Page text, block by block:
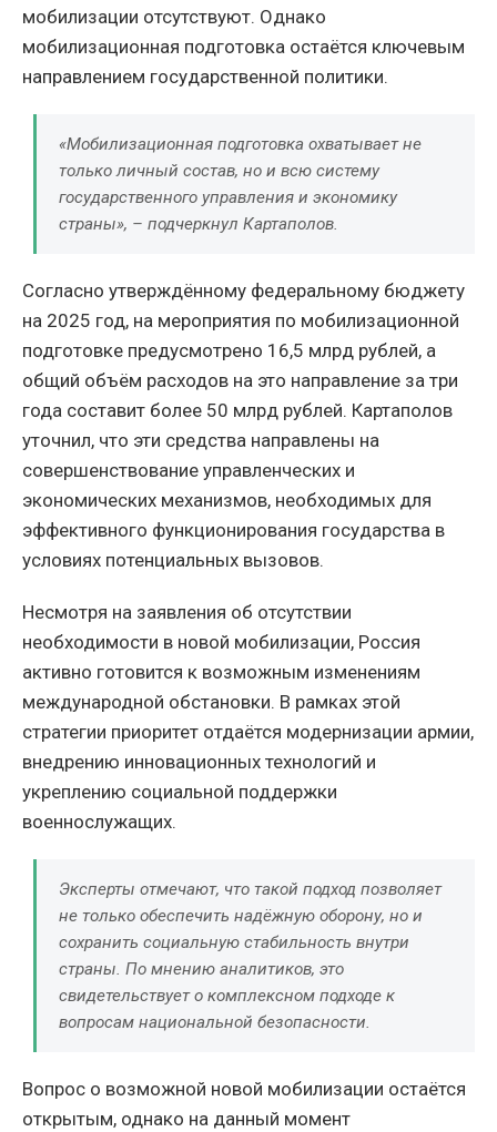
мобилизации отсутствуют. Однако
мобилизационная подготовка остаётся ключевым
направлением государственной политики.
«Мобилизационная подготовка охватывает не
только личный состав, но и всю систему
государственного управления и экономику
страны», – подчеркнул Картаполов.
Согласно утверждённому федеральному бюджету
на 2025 год, на мероприятия по мобилизационной
подготовке предусмотрено 16,5 млрд рублей, а
общий объём расходов на это направление за три
года составит более 50 млрд рублей. Картаполов
уточнил, что эти средства направлены на
совершенствование управленческих и
экономических механизмов, необходимых для
эффективного функционирования государства в
условиях потенциальных вызовов.
Несмотря на заявления об отсутствии
необходимости в новой мобилизации, Россия
активно готовится к возможным изменениям
международной обстановки. В рамках этой
стратегии приоритет отдаётся модернизации армии,
внедрению инновационных технологий и
укреплению социальной поддержки
военнослужащих.
Эксперты отмечают, что такой подход позволяет
не только обеспечить надёжную оборону, но и
сохранить социальную стабильность внутри
страны. По мнению аналитиков, это
свидетельствует о комплексном подходе к
вопросам национальной безопасности.
Вопрос о возможной новой мобилизации остаётся
открытым, однако на данный момент